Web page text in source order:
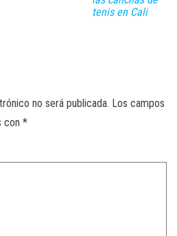
tenis en Cali
no será publicada. Los campos
con *